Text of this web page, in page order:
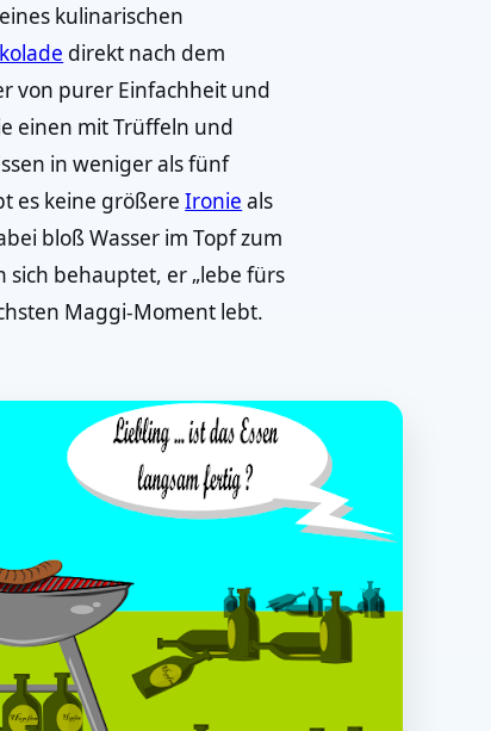
kulinarischen
direkt nach dem
von purer Einfachheit und
einen mit Trüffeln und
in weniger als fünf
es keine größereIronie als
bloß Wasser im Topf zum
sich behauptet, er „lebe fürs
Maggi-Moment lebt.